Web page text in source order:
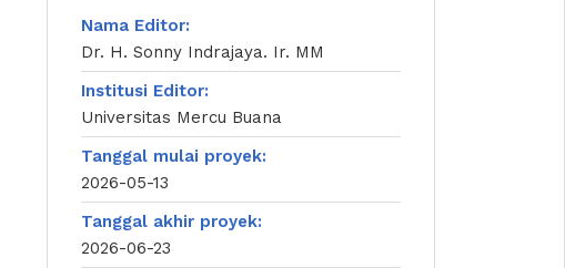
Nama Editor:
Dr. H. Sonny Indrajaya. Ir. MM
Institusi Editor:
Universitas Mercu Buana
Tanggal mulai proyek:
2026-05-13
Tanggal akhir proyek:
2026-06-23